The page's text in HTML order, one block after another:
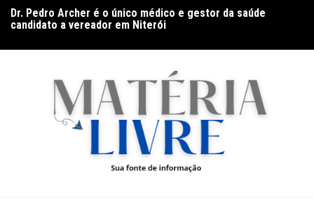
para
conteúdo
candidato a vereador em Niterói
Envelhecimento e cuidado consciente e humanizado: